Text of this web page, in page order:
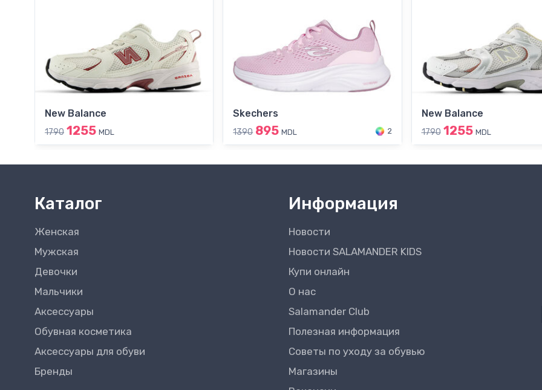
New Balance
1790 1255 MDL
Skechers
1390 895 MDL 2
New Balance
1790 1255 MDL
Каталог
Женская
Мужская
Девочки
Мальчики
Аксессуары
Обувная косметика
Аксессуары для обуви
Бренды
Информация
Новости
Новости SALAMANDER KIDS
Купи онлайн
О нас
Salamander Club
Полезная информация
Советы по уходу за обувью
Магазины